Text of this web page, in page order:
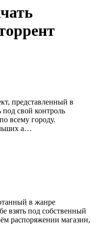
представленный в
свой контроль
всему городу.
а…
в жанре
взять под собственный
распоряжении магазин,